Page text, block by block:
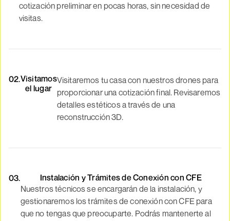
cotización preliminar en pocas horas, sin necesidad de
visitas.
02.Visitamos
el lugar
Visitaremos tu casa con nuestros drones para
proporcionar una cotización final. Revisaremos
detalles estéticos a través de una
reconstrucción 3D.
03.
Instalación y Trámites de Conexión con CFE
Nuestros técnicos se encargarán de la instalación, y
gestionaremos los trámites de conexión con CFE para
que no tengas que preocuparte. Podrás mantenerte al